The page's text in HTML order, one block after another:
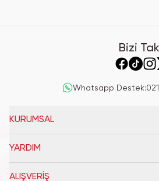
Bizi
Whatsapp Destek:
KURUMSAL
YARDIM
ALIŞVERİŞ